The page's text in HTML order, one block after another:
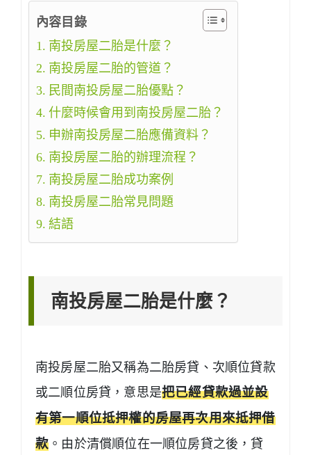
內容目錄
南投房屋二胎是什麼？
南投房屋二胎的管道？
民間南投房屋二胎優點？
什麼時候會用到南投房屋二胎？
申辦南投房屋二胎應備資料？
南投房屋二胎的辦理流程？
南投房屋二胎成功案例
南投房屋二胎常見問題
結語
南投房屋二胎是什麼？
南投房屋二胎又稱為二胎房貸、次順位貸款
或二順位房貸，意思是把已經貸款過並設
有第一順位抵押權的房屋再次用來抵押借
款 。由於清償順位在一順位房貸之後，貸